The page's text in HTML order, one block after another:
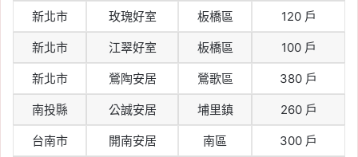
新北市 玫瑰好室 板橋區 120 戶
新北市 江翠好室 板橋區 100 戶
新北市 鶯陶安居 鶯歌區 380 戶
南投縣 公誠安居 埔里鎮 260 戶
台南市 開南安居 南區 300 戶